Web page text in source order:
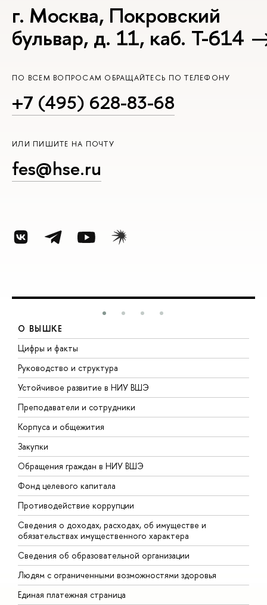
г. Москва, Покровский
бульвар, д. 11, каб. Т-614
ПО ВСЕМ ВОПРОСАМ ОБРАЩАЙТЕСЬ ПО ТЕЛЕФОНУ
+7 (495) 628-83-68
ИЛИ ПИШИТЕ НА ПОЧТУ
fes@hse.ru
О ВЫШКЕ
Цифры и факты
Руководство и структура
Устойчивое развитие в НИУ ВШЭ
Преподаватели и сотрудники
Корпуса и общежития
Закупки
Обращения граждан в НИУ ВШЭ
Фонд целевого капитала
Противодействие коррупции
Сведения о доходах, расходах, об имуществе и
обязательствах имущественного характера
Сведения об образовательной организации
Людям с ограниченными возможностями здоровья
Единая платежная страница